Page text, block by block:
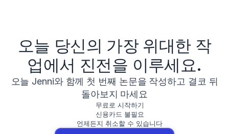
오늘 당신의 가장 위대한 작
업에서 진전을 이루세요.
오늘 Jenni와 함께 첫 번째 논문을 작성하고 결코 뒤
돌아보지 마세요
무료로 시작하기
신용카드 불필요
언제든지 취소할 수 있습니다